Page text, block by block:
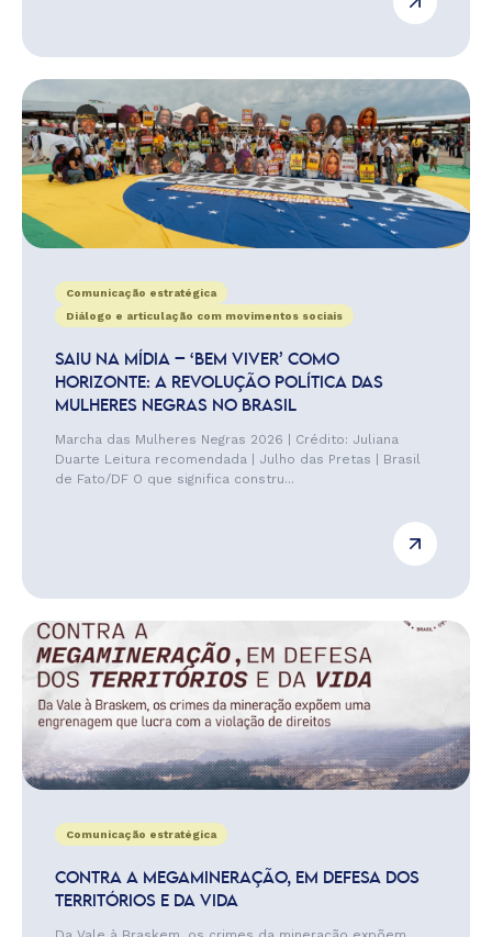
Comunicação estratégica
Diálogo e articulação com movimentos sociais
SAIU NA MÍDIA – ‘BEM VIVER’ COMO
HORIZONTE: A REVOLUÇÃO POLÍTICA DAS
MULHERES NEGRAS NO BRASIL
Marcha das Mulheres Negras 2026 | Crédito: Juliana
Duarte Leitura recomendada | Julho das Pretas | Brasil
de Fato/DF O que significa constru...
Comunicação estratégica
CONTRA A MEGAMINERAÇÃO, EM DEFESA DOS
TERRITÓRIOS E DA VIDA